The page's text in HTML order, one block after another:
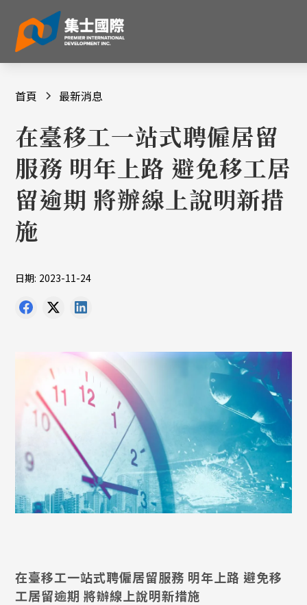
首頁 最新消息
在臺移工一站式聘僱居留
服務 明年上路 避免移工居
留逾期 將辦線上說明新措
施
日期: 2023-11-24
在臺移工一站式聘僱居留服務 明年上路 避免移
工居留逾期 將辦線上說明新措施